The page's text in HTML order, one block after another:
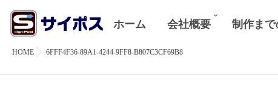
ホーム 会社概要 制作ま
HOME 6FFF4F36-89A1-4244-9FF8-B807C3CF69B8